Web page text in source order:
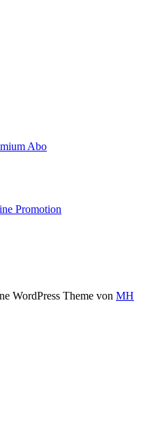
Abo
Promotion
WordPress Theme von MH